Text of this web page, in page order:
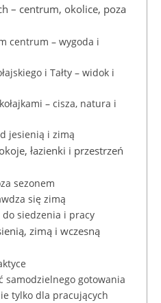
– centrum, okolice, poza
centrum – wygoda i
i Tałty – widok i
– cisza, natura i
jesienią i zimą
łazienki i przestrzeń
sezonem
się zimą
siedzenia i pracy
zimą i wczesną
samodzielnego gotowania
tylko dla pracujących